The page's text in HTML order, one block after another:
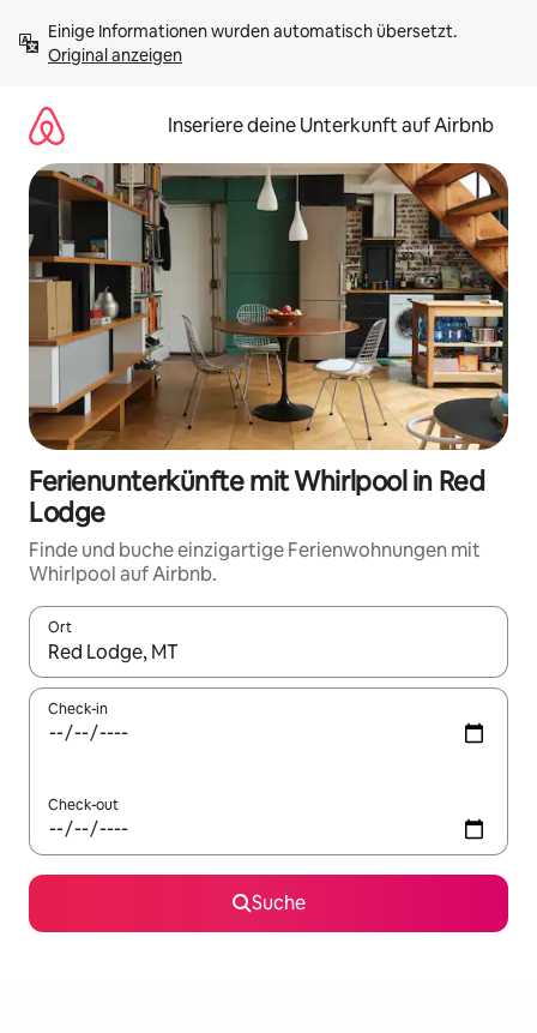
Inhalten
springenOriginal anzeigen
Inseriere deine Unterkunft auf Airbnb
Ferienunterkünfte mit Whirlpool in Red
Lodge
Finde und buche einzigartige Ferienwohnungen mit
Whirlpool auf Airbnb.
Ort
Wenn Ergebnisse verfügbar sind, navigiere mit den
Check-in
Check-out
Suche